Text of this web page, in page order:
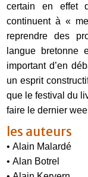
certain en effet
continuent à «
reprendre des
langue
important d’en
un esprit
que le festival du
faire le dernier
les auteurs
• Alain Malardé
• Alan Botrel